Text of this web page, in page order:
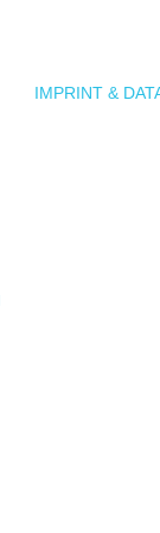
IMPRINT &